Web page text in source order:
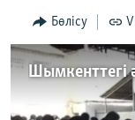
Search
ӘЛЕУМЕТ
ӘЛЕМ
АРНАЙЫ
Бөлісу
Шымкенттегі